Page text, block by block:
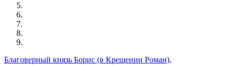
Благоверный князь Борис (в Крещении Роман),